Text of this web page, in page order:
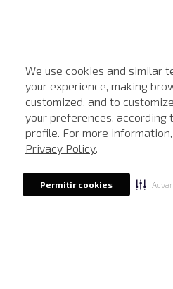
We use cookies and similar
your experience, making
customized, and to
your preferences, according
profile. For more
Privacy Policy.
Permitir cookies